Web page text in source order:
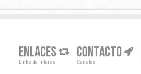
ENLACES
Links de interés
CONTACTO
Canales